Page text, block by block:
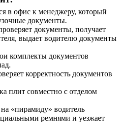
в офис к менеджеру, который
документы.
документы, получает
выдает водителю документы
комплекты документов
корректность документов
плит совместно с отделом
«пирамиду» водитель
ремнями и уезжает